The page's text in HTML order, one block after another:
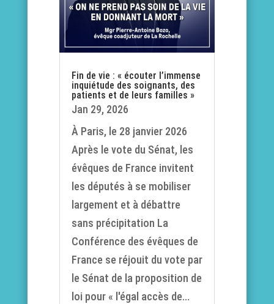
Fin de vie : « écouter l’immense
inquiétude des soignants, des
patients et de leurs familles »
Jan 29, 2026
À Paris, le 28 janvier 2026
Après le vote du Sénat, les
évêques de France invitent
les députés à se mobiliser
largement et à débattre
sans précipitation La
Conférence des évêques de
France se réjouit du vote par
le Sénat de la proposition de
loi pour « l'égal accès de...